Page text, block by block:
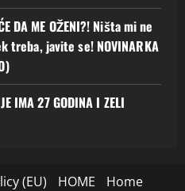
DA ME OŽENI?! Ništa mi ne
treba, javite se! NOVINARKA
IMA 27 GODINA I ZELI
(EU) HOME
Home